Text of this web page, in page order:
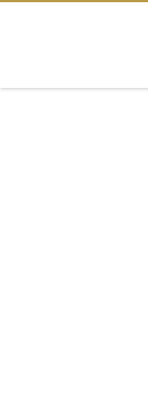
ン